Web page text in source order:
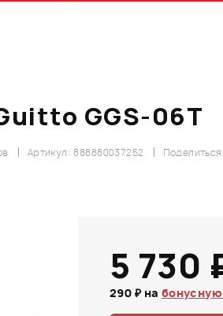
GGS-06T
Поделиться
Артикул: 888880037252
5 730
290 ₽ на бонусную